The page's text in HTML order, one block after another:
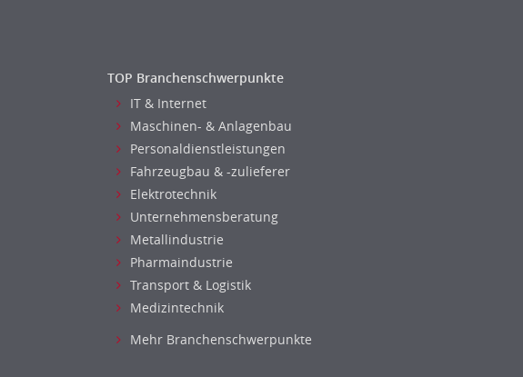
TOP Branchenschwerpunkte
IT & Internet
Maschinen- & Anlagenbau
Personaldienstleistungen
Fahrzeugbau & -zulieferer
Elektrotechnik
Unternehmensberatung
Metallindustrie
Pharmaindustrie
Transport & Logistik
Medizintechnik
Mehr Branchenschwerpunkte